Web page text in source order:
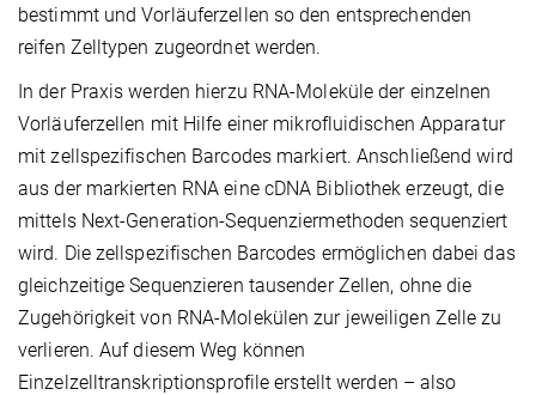
bestimmt und Vorläuferzellen so den entsprechenden
reifen Zelltypen zugeordnet werden.
In der Praxis werden hierzu RNA-Moleküle der einzelnen
Vorläuferzellen mit Hilfe einer mikrofluidischen Apparatur
mit zellspezifischen Barcodes markiert. Anschließend wird
aus der markierten RNA eine cDNA Bibliothek erzeugt, die
mittels Next-Generation-Sequenziermethoden sequenziert
wird. Die zellspezifischen Barcodes ermöglichen dabei das
gleichzeitige Sequenzieren tausender Zellen, ohne die
Zugehörigkeit von RNA-Molekülen zur jeweiligen Zelle zu
verlieren. Auf diesem Weg können
Einzelzelltranskriptionsprofile erstellt werden – also